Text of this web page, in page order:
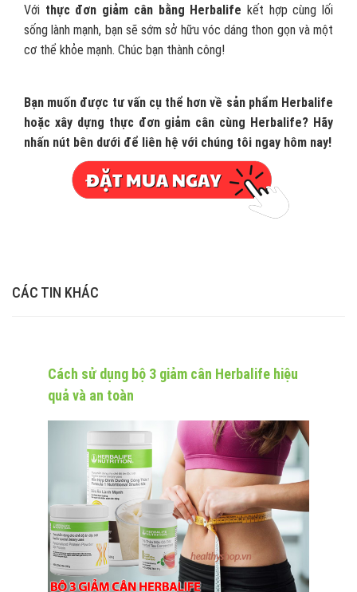
Với thực đơn giảm cân bằng Herbalife kết hợp cùng lối
sống lành mạnh, bạn sẽ sớm sở hữu vóc dáng thon gọn và một
cơ thể khỏe mạnh. Chúc bạn thành công!
Bạn muốn được tư vấn cụ thể hơn về sản phẩm Herbalife
hoặc xây dựng thực đơn giảm cân cùng Herbalife? Hãy
nhấn nút bên dưới để liên hệ với chúng tôi ngay hôm nay!
CÁC TIN KHÁC
Cách sử dụng bộ 3 giảm cân Herbalife hiệu
quả và an toàn